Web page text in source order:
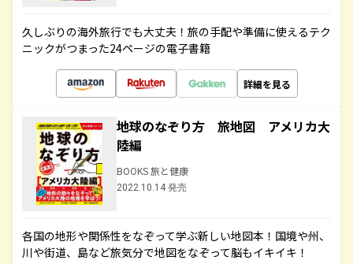
久しぶりの海外旅行でも大丈夫！旅の手配や準備に使えるテク
ニックがつまった24ページの電子書籍
詳細を見る
地球のなぞり方 旅地図 アメリカ大
陸編
BOOKS 旅と健康
2022.10.14 発売
各国の地形や関係性をなぞって学ぶ新しい地図本！国境や州、
川や街道、島など旅気分で地図をなぞって脳もイキイキ！